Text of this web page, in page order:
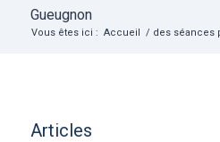
Gueugnon
Vous êtes ici : Accueil / des séances
Articles